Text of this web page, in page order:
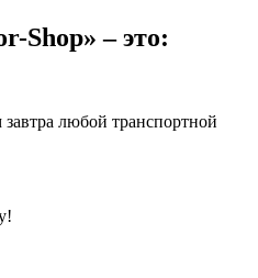
Shop» – это:
любой транспортной